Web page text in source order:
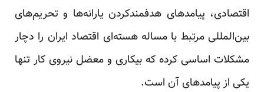
اقتصادی، پیامدهای هدفمندکردن یارانه‌ها و تحریم‌های
بین‌المللی مرتبط با مساله هسته‌ای اقتصاد ایران را دچار
مشکلات اساسی کرده که بیکاری و معضل نیروی کار تنها
یکی از پیامدهای آن است.